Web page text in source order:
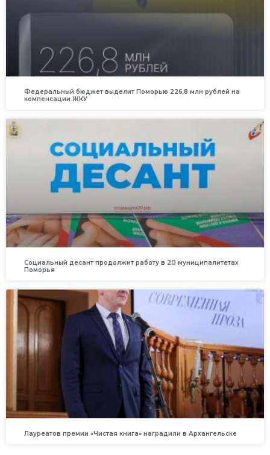
Федеральный бюджет выделит Поморью 226,8 млн рублей на
компенсации ЖКУ
Социальный десант продолжит работу в 20 муниципалитетах
Поморья
Лауреатов премии «Чистая книга» наградили в Архангельске